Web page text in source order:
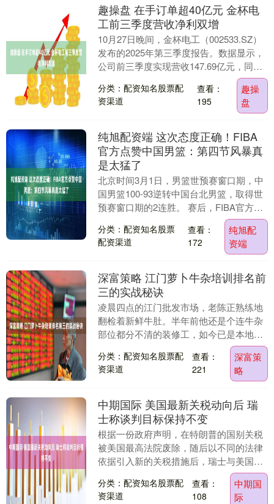
趣操盘 在手订单超40亿元 金杯电
工前三季度营收净利双增
10月27日晚间，金杯电工（002533.SZ）
发布的2025年第三季度报告。数据显示，
公司前三季度实现营收147.69亿元，同比
分类：配资知名股票配
资渠道
查看：
195
趣操
盘
纯旭配资端 这次态度正确！FIBA
官方点赞中国男篮：第四节风暴真
是太猛了
北京时间3月1日，男篮世预赛窗口期，中
国男篮100-93逆转中国台北男篮，取得世
预赛窗口期的2连胜。 赛后，FIBA官方点
赞中国男篮发文：“中国男篮在第四节打
出....
分类：配资知名股票
配资渠道
查看：
172
纯旭配
资端
深富策略 江门萝卜牛杂培训排名前
三的实战秘诀
凌晨四点的江门批发市场，老陈正熟练地
翻检着新鲜牛肚。半年前他还是个连牛杂
部位都分不清的装修工，如今已是本地小
有名气的"牛杂陈"。这转变的关键，就藏
在江门萝卜牛杂....
分类：配资知名股票配
资渠道
查看：
221
深富策
略
中期国际 美国最新关税动向后 瑞
士称谈判目标保持不变
根据一份政府声明，在特朗普的国别关税
被美国最高法院废除，随后以不同的法律
依据引入新的关税措施后，瑞士与美国谈
判的主要目标保持不变。声明称，瑞士联
邦委员会已于2月....
分类：配资知名股票配
资渠道
查看：
108
中期国
际